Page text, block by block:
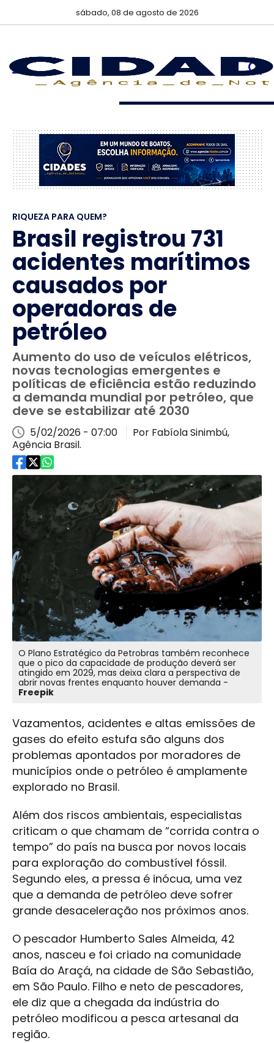
sábado, 08 de agosto de 2026
RIQUEZA PARA QUEM?
Brasil registrou 731
acidentes marítimos
causados por
operadoras de
petróleo
Aumento do uso de veículos elétricos,
novas tecnologias emergentes e
políticas de eficiência estão reduzindo
a demanda mundial por petróleo, que
deve se estabilizar até 2030
5/02/2026 - 07:00
Por Fabíola Sinimbú,
Agência Brasil.
O Plano Estratégico da Petrobras também reconhece
que o pico da capacidade de produção deverá ser
atingido em 2029, mas deixa clara a perspectiva de
abrir novas frentes enquanto houver demanda -
Freepik
Vazamentos, acidentes e altas emissões de
gases do efeito estufa são alguns dos
problemas apontados por moradores de
municípios onde o petróleo é amplamente
explorado no Brasil.
Além dos riscos ambientais, especialistas
criticam o que chamam de “corrida contra o
tempo” do país na busca por novos locais
para exploração do combustível fóssil.
Segundo eles, a pressa é inócua, uma vez
que a demanda de petróleo deve sofrer
grande desaceleração nos próximos anos.
O pescador Humberto Sales Almeida, 42
anos, nasceu e foi criado na comunidade
Baía do Araçá, na cidade de São Sebastião,
em São Paulo. Filho e neto de pescadores,
ele diz que a chegada da indústria do
petróleo modificou a pesca artesanal da
região.